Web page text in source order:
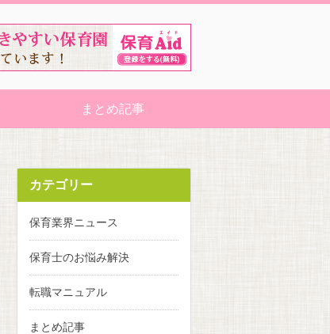
まとめ記事
カテゴリー
保育業界ニュース
保育士のお悩み解決
転職マニュアル
まとめ記事